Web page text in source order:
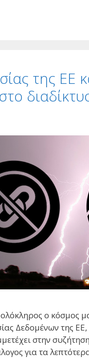
της ΕΕ
ο κόσμος
Δεδομένων της
στην
για τα